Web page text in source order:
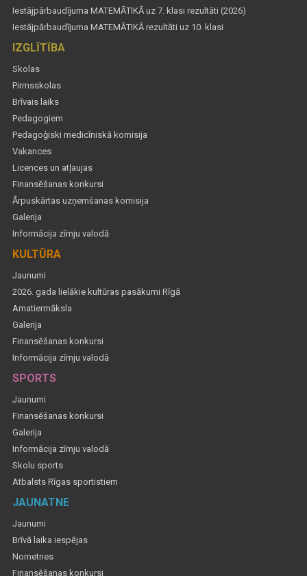
Iestājpārbaudījuma MATEMĀTIKĀ uz 7. klasi rezultāti (2026)
Iestājpārbaudījuma MATEMĀTIKĀ rezultāti uz 10. klasi
IZGLĪTĪBA
Skolas
Pirmsskolas
Brīvais laiks
Pedagogiem
Pedagoģiski medicīniskā komisija
Vakances
Licences un atļaujas
Finansēšanas konkursi
Ārpuskārtas uzņemšanas komisija
Galerija
Informācija zīmju valodā
KULTŪRA
Jaunumi
2026. gada lielākie kultūras pasākumi Rīgā
Amatiermāksla
Galerija
Finansēšanas konkursi
Informācija zīmju valodā
SPORTS
Jaunumi
Finansēšanas konkursi
Galerija
Informācija zīmju valodā
Skolu sports
Atbalsts Rīgas sportistiem
JAUNATNE
Jaunumi
Brīvā laika iespējas
Nometnes
Finansēšanas konkursi